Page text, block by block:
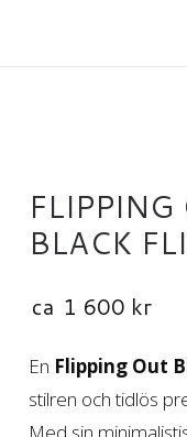
BLACK
ca 1 600 kr
En Flipping Out
stilren och tidlös
Med sin